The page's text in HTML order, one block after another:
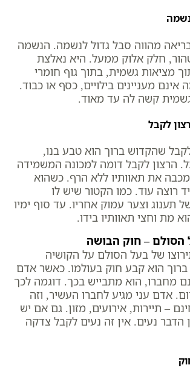
מהווה סבל גדול לנשמה. הנשמה
חלק אלוק ממעל. היא נאלצת
מציאות גשמית, בתוך גוף חומרי
מעניינים בילויים, כסף או כבוד.
קשה לה עד מאוד.
לקבל
שהקדוש ברוך הוא טבע בנו,
הרצון לקבל דומה למכונה המשמידה
את תאוותיו ללא הרף. כשהוא
רוצה עוד. כמו הקטור שיש לו
תענוג וצער עמוק אחריו. עד סוף ימיו
מת וחצי תאוותיו בידו.
הסולם – חוק הבושה
של בעל הסולם על הקושיה
הוא קבע חוק בעולמו. כאשר אדם
מחברו, הוא מתבייש בכך. דוגמה לכך
אדם עני מגיע לחברו העשיר, וזה
– תיירות, אירועים, מזון. גם אם יש
הדבר נעים. אין זה נעים לקבל צדקה